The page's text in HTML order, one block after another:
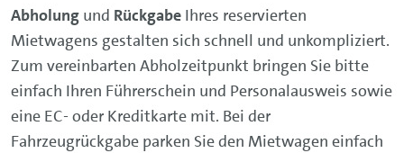
Abholung und Rückgabe Ihres reservierten
Mietwagens gestalten sich schnell und unkompliziert.
Zum vereinbarten Abholzeitpunkt bringen Sie bitte
einfach Ihren Führerschein und Personalausweis sowie
eine EC- oder Kreditkarte mit. Bei der
Fahrzeugrückgabe parken Sie den Mietwagen einfach